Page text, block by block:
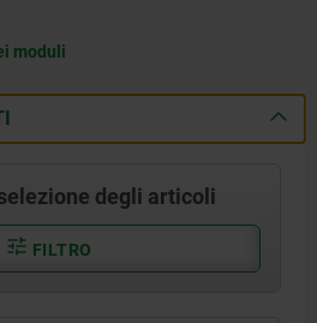
moduli
degli articoli
FILTRO